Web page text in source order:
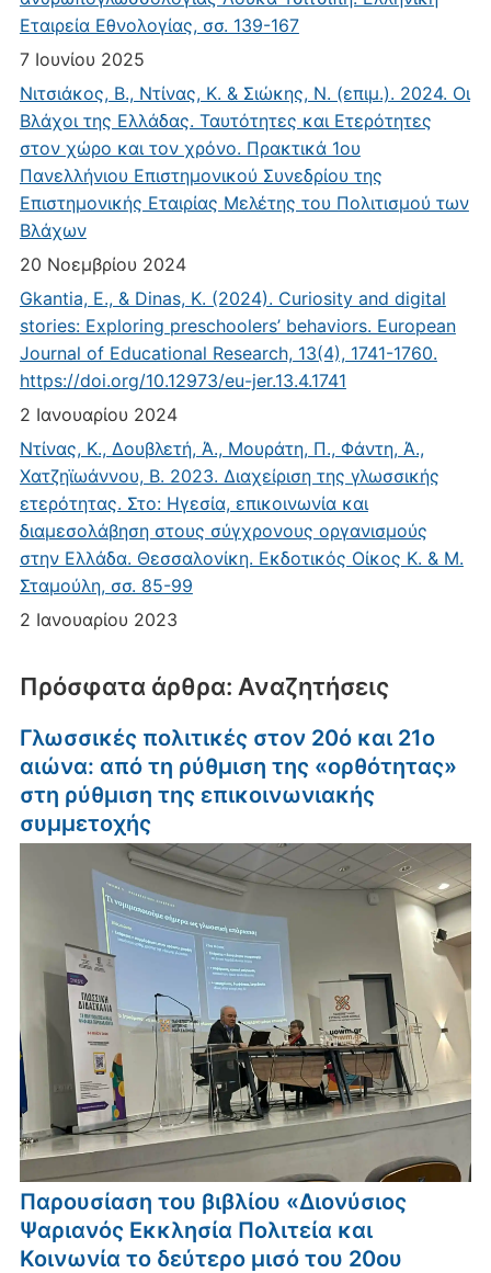
Εταιρεία Εθνολογίας, σσ. 139-167
7 Ιουνίου 2025
Νιτσιάκος, Β., Ντίνας, Κ. & Σιώκης, Ν. (επιμ.). 2024. Οι
Βλάχοι της Ελλάδας. Ταυτότητες και Ετερότητες
στον χώρο και τον χρόνο. Πρακτικά 1ου
Πανελλήνιου Επιστημονικού Συνεδρίου της
Επιστημονικής Εταιρίας Μελέτης του Πολιτισμού των
Βλάχων
20 Νοεμβρίου 2024
Gkantia, E., & Dinas, K. (2024). Curiosity and digital
stories: Exploring preschoolers’ behaviors. European
Journal of Educational Research, 13(4), 1741-1760.
https://doi.org/10.12973/eu-jer.13.4.1741
2 Ιανουαρίου 2024
Ντίνας, Κ., Δουβλετή, Ά., Μουράτη, Π., Φάντη, Ά.,
Χατζηϊωάννου, Β. 2023. Διαχείριση της γλωσσικής
ετερότητας. Στο: Ηγεσία, επικοινωνία και
διαμεσολάβηση στους σύγχρονους οργανισμούς
στην Ελλάδα. Θεσσαλονίκη. Εκδοτικός Οίκος Κ. & Μ.
Σταμούλη, σσ. 85-99
2 Ιανουαρίου 2023
Πρόσφατα άρθρα: Αναζητήσεις
Γλωσσικές πολιτικές στον 20ό και 21ο
αιώνα: από τη ρύθμιση της «ορθότητας»
στη ρύθμιση της επικοινωνιακής
συμμετοχής
Παρουσίαση του βιβλίου «Διονύσιος
Ψαριανός Εκκλησία Πολιτεία και
Κοινωνία το δεύτερο μισό του 20ου